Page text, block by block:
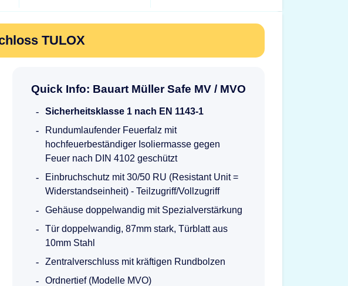
TULOX
Quick Info: Bauart Müller Safe MV / MVO
Sicherheitsklasse 1 nach EN 1143-1
Rundumlaufender Feuerfalz mit
hochfeuerbeständiger Isoliermasse gegen
Feuer nach DIN 4102 geschützt
Einbruchschutz mit 30/50 RU (Resistant Unit =
Widerstandseinheit) - Teilzugriff/Vollzugriff
Gehäuse doppelwandig mit Spezialverstärkung
Tür doppelwandig, 87mm stark, Türblatt aus
10mm Stahl
Zentralverschluss mit kräftigen Rundbolzen
Ordnertief (Modelle MVO)